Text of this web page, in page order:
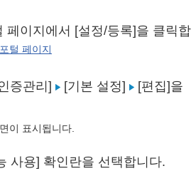
페이지에서 [설정/등록]을 클릭합
털 페이지
증관리] [기본 설정]
[편집]을
이 표시됩니다.
사용] 확인란을 선택합니다.